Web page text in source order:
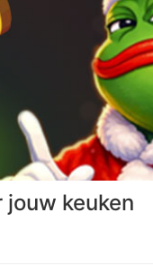
jouw keuken